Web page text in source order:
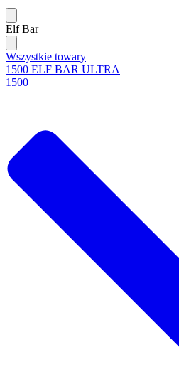
Elf Bar
Wszystkie towary
1500 ELF BAR ULTRA
1500